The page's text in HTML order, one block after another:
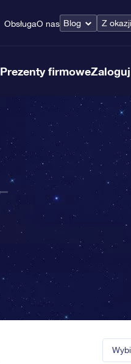
ObsługaO nas Blog Z okazji
Prezenty firmowe